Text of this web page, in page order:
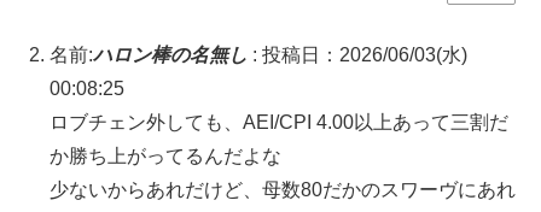
名前:ハロン棒の名無し : 投稿日：2026/06/03(水)
00:08:25
ロブチェン外しても、AEI/CPI 4.00以上あって三割だ
か勝ち上がってるんだよな
少ないからあれだけど、母数80だかのスワーヴにあれ